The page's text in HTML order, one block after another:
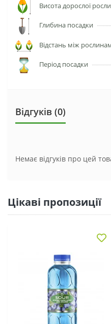
Висота дорослої
Глибина посадки
Відстань між
Період посадки
Відгуків (0)
Немає відгуків про цей
Цікаві пропозиції